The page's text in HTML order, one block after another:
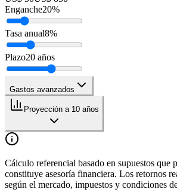
Enganche20%
Tasa anual8%
Plazo20 años
Gastos avanzados
Proyección a 10 años
Cálculo referencial basado en supuestos que
constituye asesoría financiera. Los retornos
según el mercado, impuestos y condiciones